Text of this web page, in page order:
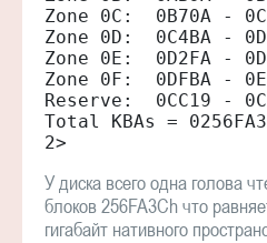
Zone 0C:  0B70A -
Zone 0D:  0C4BA -
Zone 0E:  0D2FA -
Zone 0F:  0DFBA -
Reserve:  0CC19 -
Total KBAs =
2>
У диска всего одна голова
блоков 256FA3Ch что
гигабайт нативного